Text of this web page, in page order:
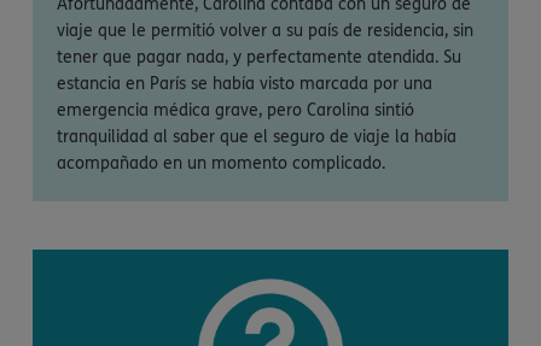
Afortunadamente, Carolina contaba con un seguro de
viaje que le permitió volver a su país de residencia, sin
tener que pagar nada, y perfectamente atendida. Su
estancia en París se había visto marcada por una
emergencia médica grave, pero Carolina sintió
tranquilidad al saber que el seguro de viaje la había
acompañado en un momento complicado.